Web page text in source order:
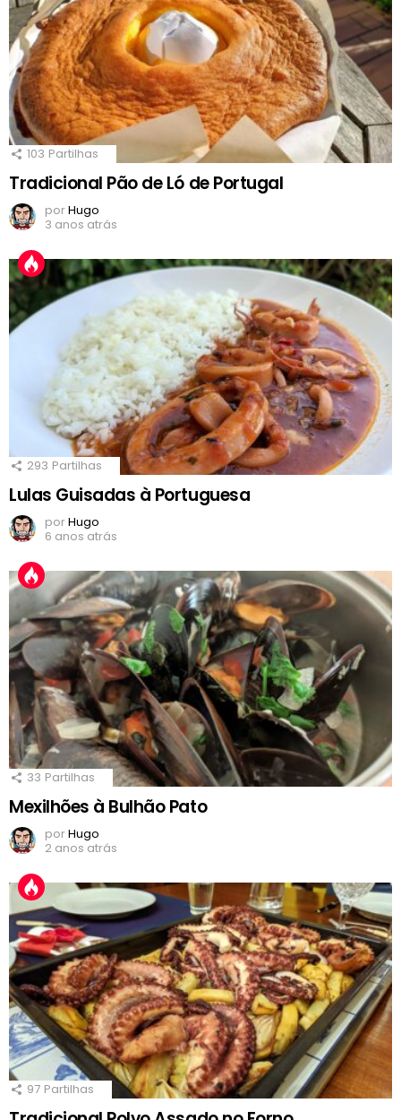
103 Partilhas
Tradicional Pão de Ló de Portugal
porHugo
3 anos atrás
293 Partilhas
Lulas Guisadas à Portuguesa
porHugo
6 anos atrás
33 Partilhas
Mexilhões à Bulhão Pato
porHugo
2 anos atrás
97 Partilhas